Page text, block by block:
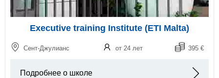
Executive training Institute (ETI Malta)
Сент-Джулианс от 24 лет 395 €
Подробнее о школе